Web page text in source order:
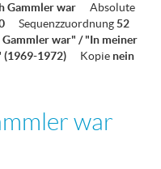
Gammler war
Absolute
Sequenzzuordnung52
Gammler war" / "In meiner
(1969-1972)
Kopie nein
war